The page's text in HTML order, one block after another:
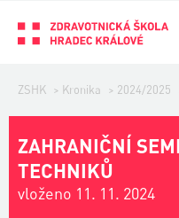
ZSHK > Kronika > 2024/2025
ZAHRANIČNÍ
TECHNIKŮ
vloženo 11. 11. 2024